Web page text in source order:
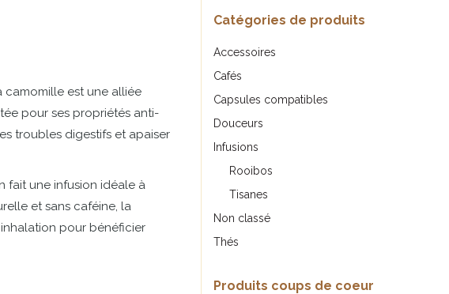
camomille est une alliée
pour ses propriétés anti-
troubles digestifs et apaiser
fait une infusion idéale à
etsans caféine, la
inhalation pour bénéficier
Catégories de produits
Accessoires
Cafés
Capsules compatibles
Douceurs
Infusions
Rooibos
Tisanes
Non classé
Thés
Produits coups de coeur